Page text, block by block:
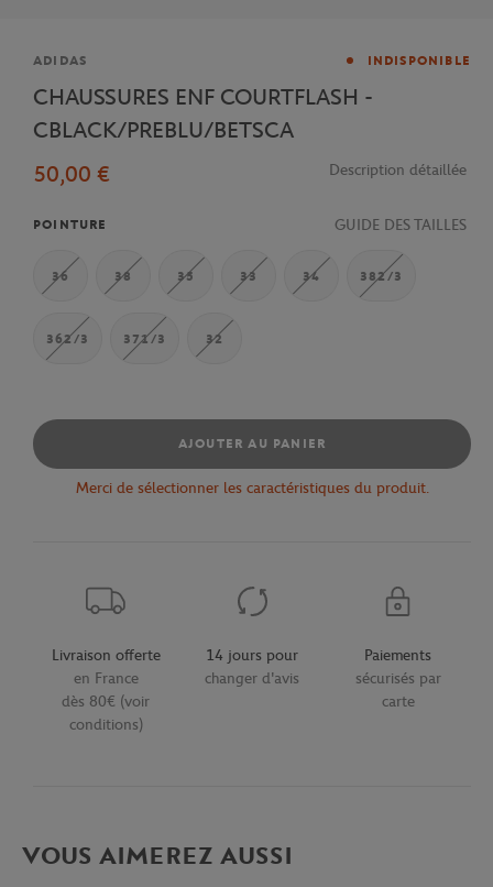
Marque
ADIDAS INDISPONIBLE
CHAUSSURES ENF COURTFLASH -
CBLACK/PREBLU/BETSCA
50,00 €
Description détaillée
POINTURE GUIDE DES TAILLES
36 38 35 33 34 382/3
362/3 371/3 32
AJOUTER AU PANIER
Merci de sélectionner les caractéristiques du produit.
Livraison offerte
en France
dès 80€ (voir
conditions)
14 jours pour
changer d'avis
Paiements
sécurisés par
carte
VOUS AIMEREZ AUSSI